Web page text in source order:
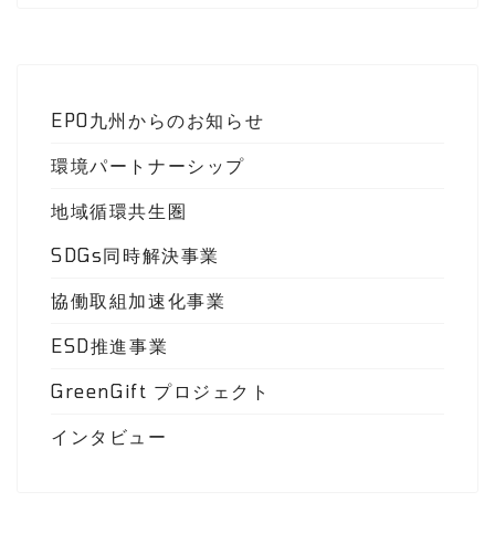
EPO九州からのお知らせ
環境パートナーシップ
地域循環共生圏
SDGs同時解決事業
協働取組加速化事業
ESD推進事業
GreenGift プロジェクト
インタビュー